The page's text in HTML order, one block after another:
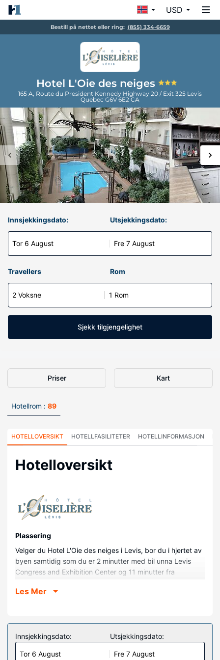
USD
Bestill på nettet eller ring: (855) 334-6659
Hotel L'Oie des neiges
165 A, Route du President Kennedy Highway 20 / Exit 325 Levis
Quebec G6V 6E2CA
Innsjekkingsdato:
Tor 6 August
Utsjekkingsdato:
Fre 7 August
Travellers Rom
2 Voksne 1 Rom
Sjekk tilgjengelighet
Priser Kart
Hotellrom : 89
HOTELLOVERSIKT HOTELLFASILITETER HOTELLINFORMASJON
Hotelloversikt
Plassering
Velger du Hotel L'Oie des neiges i Levis, bor du i hjertet av
byen samtidig som du er 2 minutter med bil unna Levis
Congress and Exhibition Center og 11 minutter fra
unna Quartier Petit Champlain og 3,6 mi (5,8 km) unna
Føl deg som hjemme i et av de 89 gjesterommene, som er
individuelt dekorert og utstyrt med kjøleskap og
Flatskjerm-TV. Du kan holde deg oppdatert med inkludert
Les Mer
Innsjekkingsdato:
Tor 6 August
Utsjekkingsdato:
Fre 7 August